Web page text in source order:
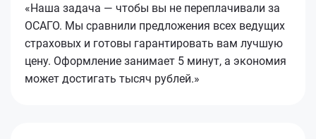
«Наша задача — чтобы вы не переплачивали за
ОСАГО. Мы сравнили предложения всех ведущих
страховых и готовы гарантировать вам лучшую
цену. Оформление занимает 5 минут, а экономия
может достигать тысяч рублей.»